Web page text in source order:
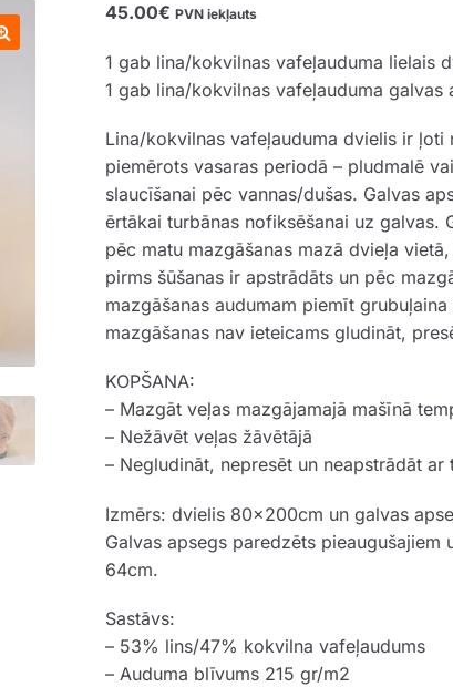
45.00€ PVN iekļauts
1 gab lina/kokvilnas vafeļauduma lielais
1 gab lina/kokvilnas vafeļauduma galvas
Lina/kokvilnas vafeļauduma dvielis ir
piemērots vasaras periodā – pludmalē
slaucīšanai pēc vannas/dušas. Galvas
ērtākai turbānas nofiksēšanai uz galvas.
pēc matu mazgāšanas mazā dvieļa
pirms šūšanas ir apstrādāts un pēc
mazgāšanas audumam piemīt
mazgāšanas nav ieteicams gludināt,
KOPŠANA:
– Mazgāt veļas mazgājamajā mašīnā
– Nežāvēt veļas žāvētājā
– Negludināt, nepresēt un neapstrādāt ar
Izmērs: dvielis 80x200cm un galvas
Galvas apsegs paredzēts
64cm.
Sastāvs:
– 53% lins/47% kokvilna vafeļaudums
– Auduma blīvums 215 gr/m2